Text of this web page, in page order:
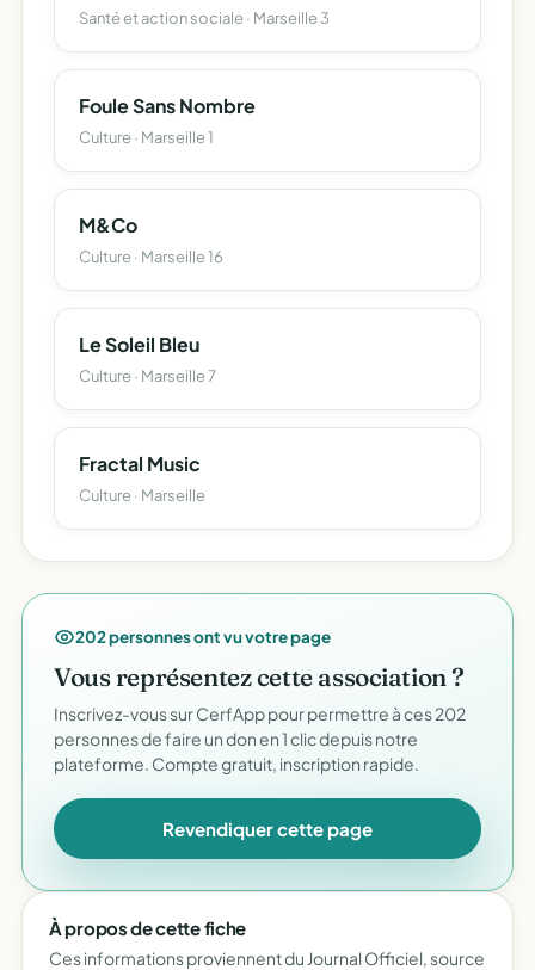
Santé et action sociale · Marseille 3
Foule Sans Nombre
Culture · Marseille 1
M&Co
Culture · Marseille 16
Le Soleil Bleu
Culture · Marseille 7
Fractal Music
Culture · Marseille
202 personnes ont vu votre page
Vous représentez cette association ?
Inscrivez-vous sur CerfApp pour permettre à ces 202
personnes de faire un don en 1 clic depuis notre
plateforme. Compte gratuit, inscription rapide.
Revendiquer cette page
À propos de cette fiche
Ces informations proviennent du Journal Officiel, source